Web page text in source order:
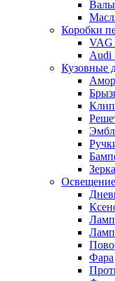
Валы
Коробки
VAG
Audi
Кузовные
Освещение
Фара